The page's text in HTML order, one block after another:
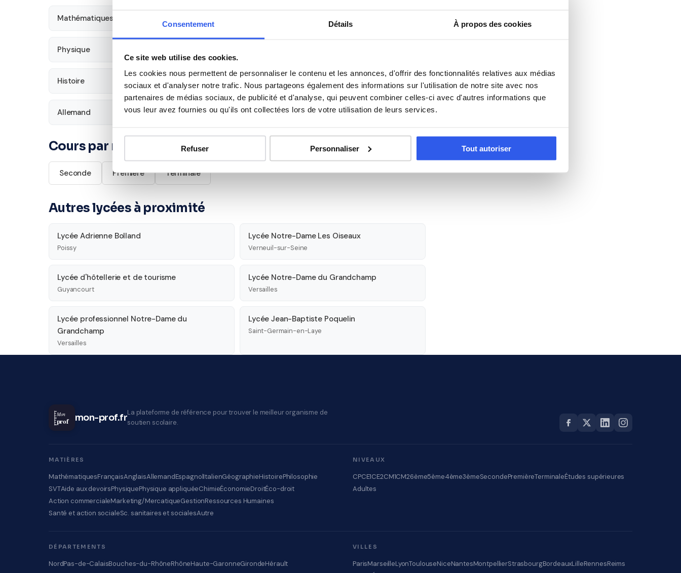
Consentement Détails À propos des cookies
Ce site web utilise des cookies.
Les cookies nous permettent de personnaliser le contenu et les annonces, d'offrir des fonctionnalités relatives aux médias
sociaux et d'analyser notre trafic. Nous partageons également des informations sur l'utilisation de notre site avec nos
partenaires de médias sociaux, de publicité et d'analyse, qui peuvent combiner celles-ci avec d'autres informations que
vous leur avez fournies ou qu'ils ont collectées lors de votre utilisation de leurs services.
Refuser Personnaliser Tout autoriser
Mathématiques Anglais
Physique
Histoire Économie Espagnol
Allemand
Cours par niveau
Seconde Première Terminale
Autres lycées à proximité
Lycée Adrienne Bolland
Poissy
Lycée Notre-Dame Les Oiseaux
Verneuil-sur-Seine
Lycée d'hôtellerie et de tourisme
Guyancourt
Lycée Notre-Dame du Grandchamp
Versailles
Lycée professionnel Notre-Dame du
Grandchamp
Versailles
Lycée Jean-Baptiste Poquelin
Saint-Germain-en-Laye
Mon
prof mon-prof.frLa plateforme de référence pour trouver le meilleur organisme de
soutien scolaire.
MATIÈRES
MathématiquesFrançaisAnglaisAllemandEspagnolItalienGéographieHistoirePhilosophie
SVTAide aux devoirsPhysiquePhysique appliquéeChimieÉconomieDroitÉco-droit
Action commercialeMarketing/MercatiqueGestionRessources Humaines
Santé et action socialeSc. sanitaires et socialesAutre
NIVEAUX
CPCE1CE2CM1CM26ème5ème4ème3èmeSecondePremièreTerminaleÉtudes supérieures
Adultes
DÉPARTEMENTS
NordPas-de-CalaisBouches-du-RhôneRhôneHaute-GaronneGirondeHérault
VILLES
ParisMarseilleLyonToulouseNiceNantesMontpellierStrasbourgBordeauxLilleRennesReims